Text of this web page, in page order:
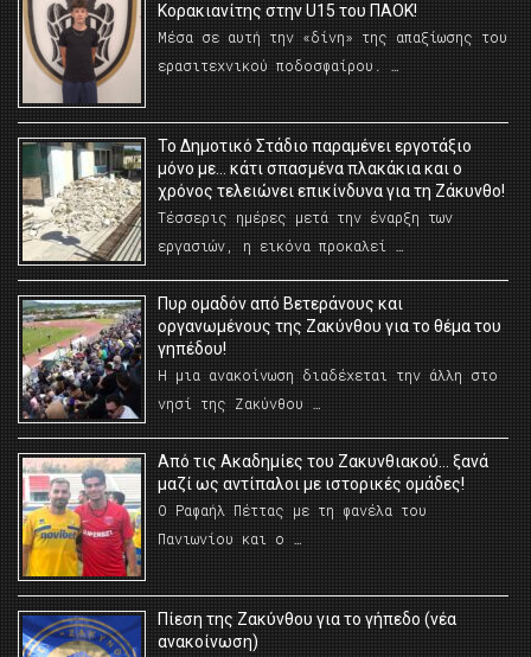
Κορακιανίτης στην U15 του ΠΑΟΚ!
Μέσα σε αυτή την «δίνη» της απαξίωσης του
ερασιτεχνικού ποδοσφαίρου. …
Το Δημοτικό Στάδιο παραμένει εργοτάξιο
μόνο με… κάτι σπασμένα πλακάκια και ο
χρόνος τελειώνει επικίνδυνα για τη Ζάκυνθο!
Τέσσερις ημέρες μετά την έναρξη των
εργασιών, η εικόνα προκαλεί …
Πυρ ομαδόν από Βετεράνους και
οργανωμένους της Ζακύνθου για το θέμα του
γηπέδου!
Η μια ανακοίνωση διαδέχεται την άλλη στο
νησί της Ζακύνθου …
Από τις Ακαδημίες του Ζακυνθιακού… ξανά
μαζί ως αντίπαλοι με ιστορικές ομάδες!
Ο Ραφαήλ Πέττας με τη φανέλα του
Πανιωνίου και ο …
Πίεση της Ζακύνθου για το γήπεδο (νέα
ανακοίνωση)